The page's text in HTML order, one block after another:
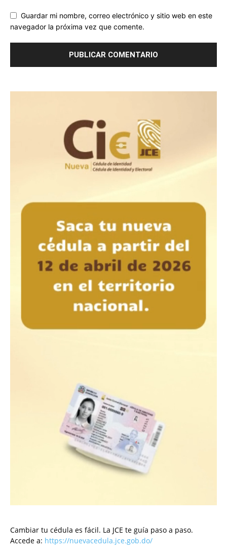
Guardar mi nombre, correo electrónico y sitio web en este
navegador la próxima vez que comente.
Cambiar tu cédula es fácil. La JCE te guía paso a paso.
Accede a: https://nuevacedula.jce.gob.do/